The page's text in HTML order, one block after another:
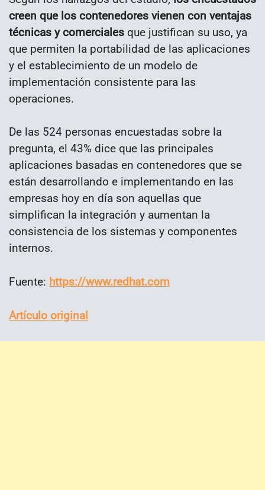
creen que los contenedores vienen con ventajas
técnicas y comerciales que justifican su uso, ya
que permiten la portabilidad de las aplicaciones
y el establecimiento de un modelo de
implementación consistente para las
operaciones.
De las 524 personas encuestadas sobre la
pregunta, el 43% dice que las principales
aplicaciones basadas en contenedores que se
están desarrollando e implementando en las
empresas hoy en día son aquellas que
simplifican la integración y aumentan la
consistencia de los sistemas y componentes
internos.
Fuente: https://www.redhat.com
Artículo original